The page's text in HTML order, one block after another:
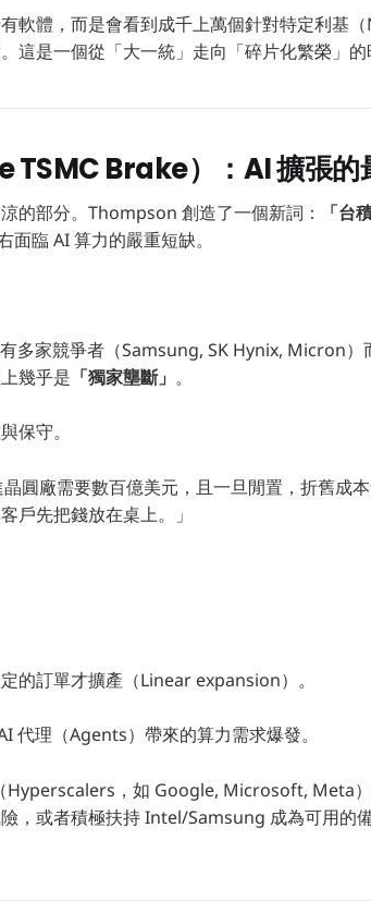
軟體，而是會看到成千上萬個針對特定利基
這是一個從「大一統」走向「碎片化繁榮」的
TSMC Brake）：AI 擴張的
的部分。Thompson 創造了一個新詞： 「台
臨 AI 算力的嚴重短缺。
多家競爭者（Samsung, SK Hynix, Micron）
幾乎是 「獨家壟斷」 。
保守。
圓廠需要數百億美元，且一旦閒置，折舊成
戶先把錢放在桌上。」
的訂單才擴產（Linear expansion）。
理（Agents）帶來的算力需求爆發。
Hyperscalers，如 Google, Microsoft, Meta
，或者積極扶持 Intel/Samsung 成為可用的